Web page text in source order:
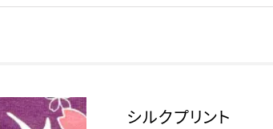
シルクプリント